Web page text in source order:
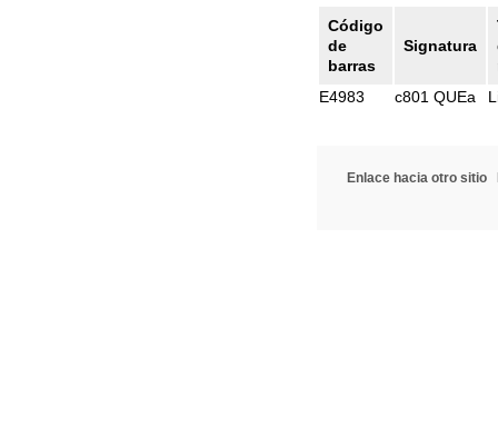
Código
de
barras
Signatura
E4983
c801 QUEa
Enlace hacia otro sitio